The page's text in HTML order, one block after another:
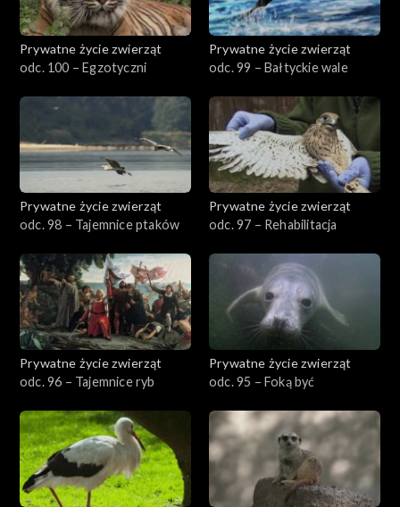
Prywatne życie zwierząt
odc. 100 – Egzotyczni
Prywatne życie zwierząt
odc. 99 – Bałtyckie wale
Prywatne życie zwierząt
odc. 98 – Tajemnice ptaków
Prywatne życie zwierząt
odc. 97 – Rehabilitacja
Prywatne życie zwierząt
odc. 96 – Tajemnice ryb
Prywatne życie zwierząt
odc. 95 – Foką być